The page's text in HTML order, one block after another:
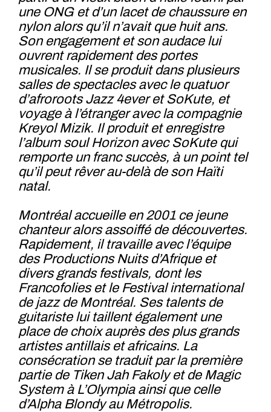
une ONG et d’un lacet de chaussure en
nylon alors qu’il n’avait que huit ans.
Son engagement et son audace lui
ouvrent rapidement des portes
musicales. Il se produit dans plusieurs
salles de spectacles avec le quatuor
d’afroroots Jazz 4ever et SoKute, et
voyage à l’étranger avec la compagnie
Kreyol Mizik. Il produit et enregistre
l’album soul Horizon avec SoKute qui
remporte un franc succès, à un point tel
qu’il peut rêver au-delà de son Haïti
natal.
Montréal accueille en 2001 ce jeune
chanteur alors assoiffé de découvertes.
Rapidement, il travaille avec l’équipe
des Productions Nuits d’Afrique et
divers grands festivals, dont les
Francofolies et le Festival international
de jazz de Montréal. Ses talents de
guitariste lui taillent également une
place de choix auprès des plus grands
artistes antillais et africains. La
consécration se traduit par la première
partie de Tiken Jah Fakoly et de Magic
System à L’Olympia ainsi que celle
d’Alpha Blondy au Métropolis.